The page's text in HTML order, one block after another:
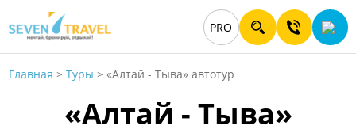
PRO
Главная > Туры > «Алтай - Тыва» автотур
«Алтай - Тыва»